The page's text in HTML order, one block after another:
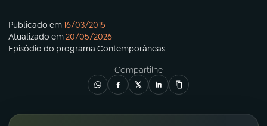
Publicado em16/03/2015
Atualizado em20/05/2026
Episódio do programa Contemporâneas
Compartilhe